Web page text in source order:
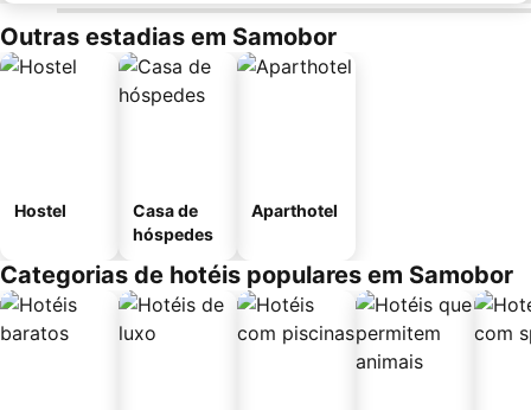
Outras estadias em Samobor
Hostel
Casa de
hóspedes
Aparthotel
Categorias de hotéis populares em Samobor